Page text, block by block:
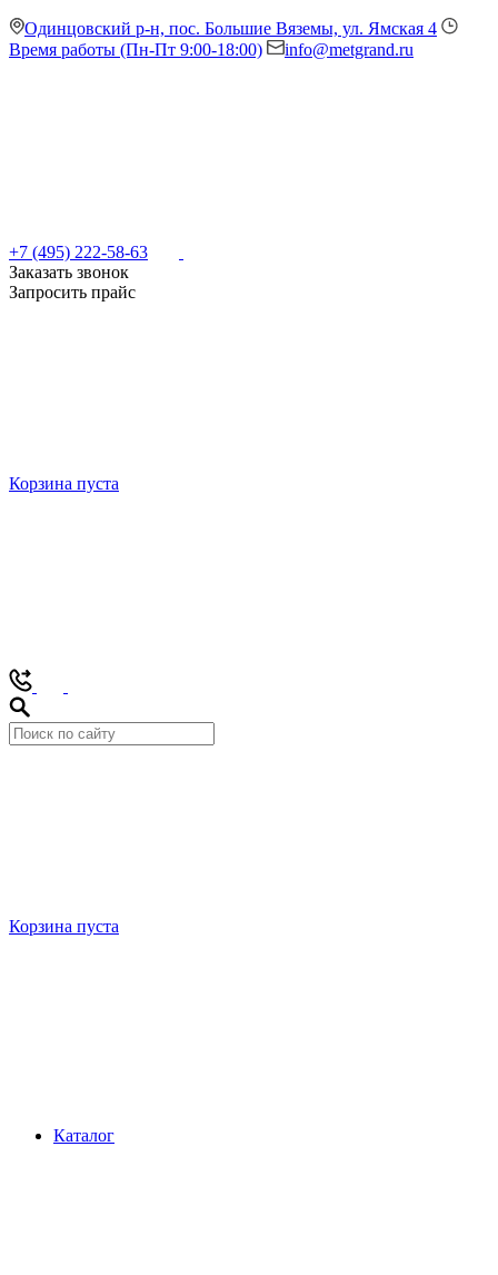
Одинцовский р-н, пос. Большие Вяземы, ул. Ямская 4
Время работы (Пн-Пт 9:00-18:00)
info@metgrand.ru
+7 (495) 222-58-63
Заказать звонок
Запросить прайс
Корзина пуста
Корзина пуста
Каталог